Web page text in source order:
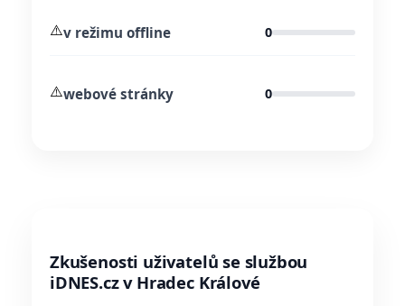
⚠️v režimu offline 0
⚠️webové stránky 0
Zkušenosti uživatelů se službou
iDNES.cz v Hradec Králové